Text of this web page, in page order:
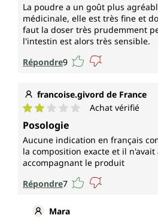
La poudre a un goût plus
médicinale, elle est très fine et
faut la doser très prudemment
l'intestin est alors très sensible.
Répondre9
francoise.givord de France
Note moyenne de 2 sur 5
Achat vérifié
Posologie
Aucune indication en français
la composition exacte et il
accompagnant le produit
Répondre7
Mara